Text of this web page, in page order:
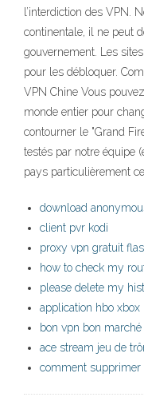
l’interdiction des VPN.
continentale, il ne peut
gouvernement. Les
pour les débloquer.
VPN Chine Vous
monde entier pour
contourner le "Grand
testés par notre équipe
pays particulièrement
download
client pvr kodi
proxy vpn gratuit
how to check my
please delete my
application hbo xbox
bon vpn bon marché
ace stream jeu de
comment supprimer